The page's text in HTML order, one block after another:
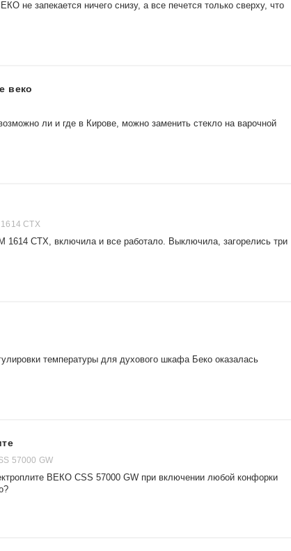
не запекается ничего снизу, а все печется только сверху, что
веко
ли и где в Кирове, можно заменить стекло на варочной
CTX
CTX, включила и все работало. Выключила, загорелись три
температуры для духового шкафа Беко оказалась
57000 GW
ВЕКО CSS 57000 GW при включении любой конфорки